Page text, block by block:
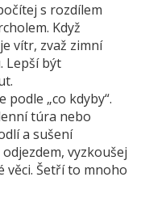
s rozdílem
Když
vítr, zvaž zimní
Lepší být
„co kdyby“.
túra nebo
a sušení
vyzkoušej
Šetří to mnoho